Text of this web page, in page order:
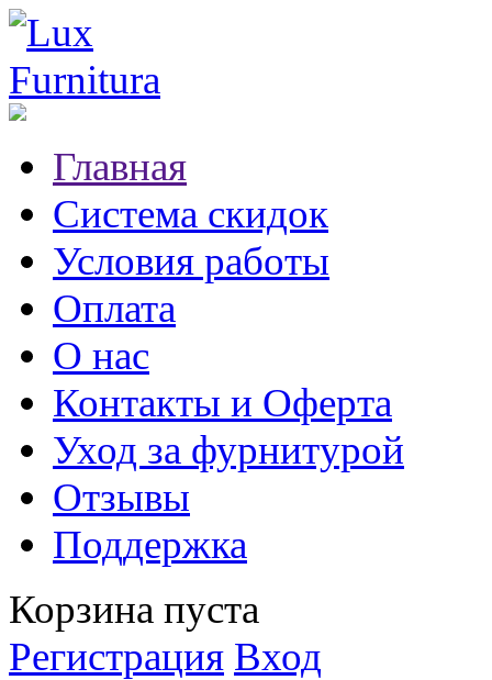
Главная
Система скидок
Условия работы
Оплата
О нас
Контакты и Оферта
Уход за фурнитурой
Отзывы
Поддержка
Корзина пуста
Регистрация Вход